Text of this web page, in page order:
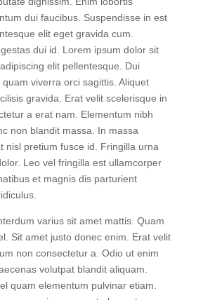
integer quis auctor. Sed risus
dignissim. Enim lobortis
dui faucibus. Suspendisse in est
elit eget gravida cum.
dui id. Lorem ipsum dolor sit
elit pellentesque. Dui
viverra orci sagittis. Aliquet
gravida. Erat velit scelerisque in
a erat nam. Elementum nibh
non blandit massa. In massa
nisl pretium fusce id. Fringilla urna
Leo vel fringilla est ullamcorper
et magnis dis parturient
varius sit amet mattis. Quam
Sit amet justo donec enim. Erat velit
non consectetur a. Odio ut enim
volutpat blandit aliquam.